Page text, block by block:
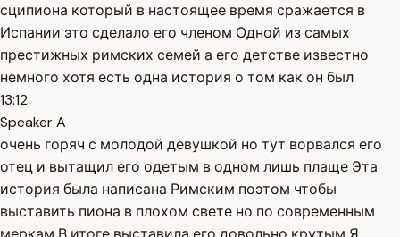
сципиона который в настоящее время сражается в
Испании это сделало его членом Одной из самых
престижных римских семей а его детстве известно
немного хотя есть одна история о том как он был
13:12
Speaker A
очень горяч с молодой девушкой но тут ворвался его
отец и вытащил его одетым в одном лишь плаще Эта
история была написана Римским поэтом чтобы
выставить пиона в плохом свете но по современным